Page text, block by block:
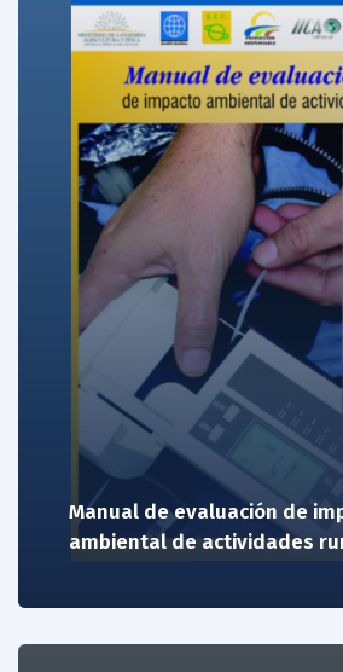
Manual de evaluación de
ambiental de actividades